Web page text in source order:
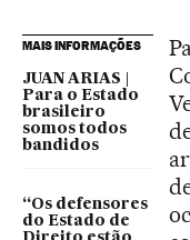
MAIS INFORMAÇÕES
JUAN ARIAS |
Para o Estado
brasileiro
somos todos
bandidos
“Os defensores
do Estado de